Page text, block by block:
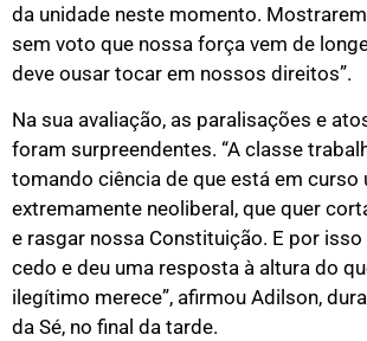
da unidade neste momento.
sem voto que nossa força vem de
deve ousar tocar em nossos direitos”.
Na sua avaliação, as paralisações e
foram surpreendentes. “A classe
tomando ciência de que está em curso
extremamente neoliberal, que quer
e rasgar nossa Constituição. E por
cedo e deu uma resposta à altura do
ilegítimo merece”, afirmou Adilson,
da Sé, no final da tarde.